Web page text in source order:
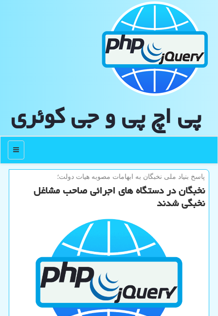
پی اچ پی و جی كوئری
منو
پاسخ بنیاد ملی نخبگان به ابهامات مصوبه هیات دولت؛
نخبگان در دستگاه های اجرائی صاحب مشاغل
نخبگی شدند